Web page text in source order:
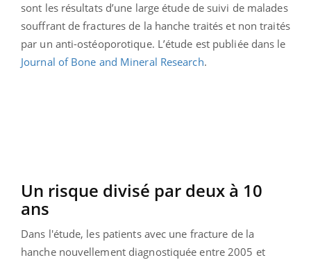
sont les résultats d’une large étude de suivi de malades
souffrant de fractures de la hanche traités et non traités
par un anti-ostéoporotique. L’étude est publiée dans le
Journal of Bone and Mineral Research.
Un risque divisé par deux à 10
ans
Dans l'étude, les patients avec une fracture de la
hanche nouvellement diagnostiquée entre 2005 et